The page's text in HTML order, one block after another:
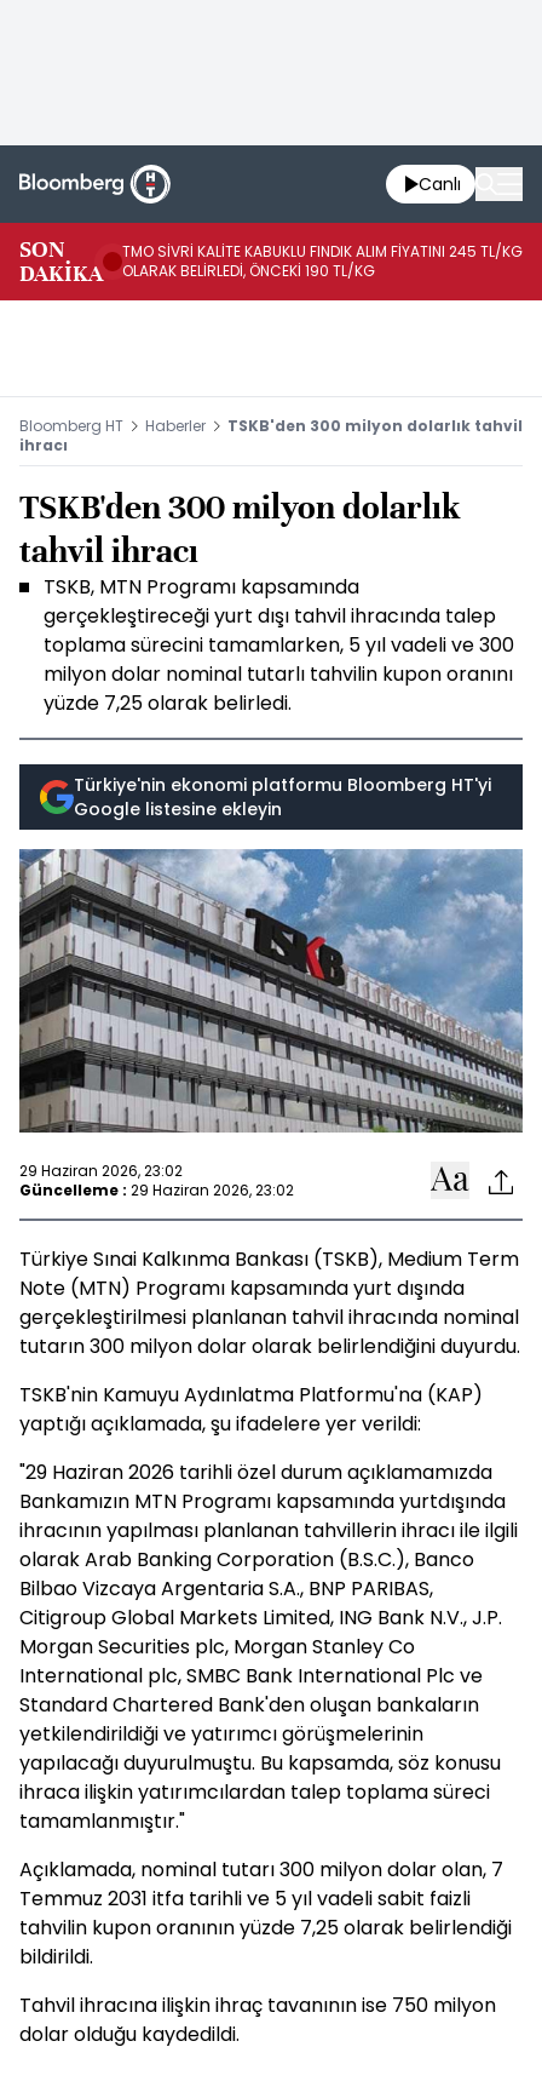
Canlı
SON
DAKİKA
TMO SİVRİ KALİTE KABUKLU FINDIK ALIM FİYATINI 245 TL/KG
OLARAK BELİRLEDİ, ÖNCEKİ 190 TL/KG
Bloomberg HT Haberler
TSKB'den 300 milyon dolarlık tahvil
ihracı
TSKB'den 300 milyon dolarlık
tahvil ihracı
TSKB, MTN Programı kapsamında
gerçekleştireceği yurt dışı tahvil ihracında talep
toplama sürecini tamamlarken, 5 yıl vadeli ve 300
milyon dolar nominal tutarlı tahvilin kupon oranını
yüzde 7,25 olarak belirledi.
Türkiye'nin ekonomi platformu Bloomberg HT'yi
Google listesine ekleyin
29 Haziran 2026, 23:02
Güncelleme : 29 Haziran 2026, 23:02
Türkiye Sınai Kalkınma Bankası (TSKB), Medium Term
Note (MTN) Programı kapsamında yurt dışında
gerçekleştirilmesi planlanan tahvil ihracında nominal
tutarın 300 milyon dolar olarak belirlendiğini duyurdu.
TSKB'nin Kamuyu Aydınlatma Platformu'na (KAP)
yaptığı açıklamada, şu ifadelere yer verildi:
"29 Haziran 2026 tarihli özel durum açıklamamızda
Bankamızın MTN Programı kapsamında yurtdışında
ihracının yapılması planlanan tahvillerin ihracı ile ilgili
olarak Arab Banking Corporation (B.S.C.), Banco
Bilbao Vizcaya Argentaria S.A., BNP PARIBAS,
Citigroup Global Markets Limited, ING Bank N.V., J.P.
Morgan Securities plc, Morgan Stanley Co
International plc, SMBC Bank International Plc ve
Standard Chartered Bank'den oluşan bankaların
yetkilendirildiği ve yatırımcı görüşmelerinin
yapılacağı duyurulmuştu. Bu kapsamda, söz konusu
ihraca ilişkin yatırımcılardan talep toplama süreci
tamamlanmıştır."
Açıklamada, nominal tutarı 300 milyon dolar olan, 7
Temmuz 2031 itfa tarihli ve 5 yıl vadeli sabit faizli
tahvilin kupon oranının yüzde 7,25 olarak belirlendiği
bildirildi.
Tahvil ihracına ilişkin ihraç tavanının ise 750 milyon
dolar olduğu kaydedildi.